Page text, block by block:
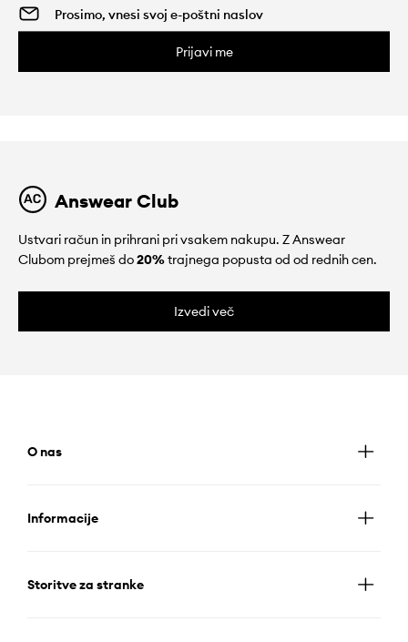
Prijavi me
Answear Club
Ustvari račun in prihrani pri vsakem nakupu. Z Answear
Clubom prejmeš do20%trajnega popusta od od rednih cen.
Izvedi več
O nas
Informacije
Storitve za stranke